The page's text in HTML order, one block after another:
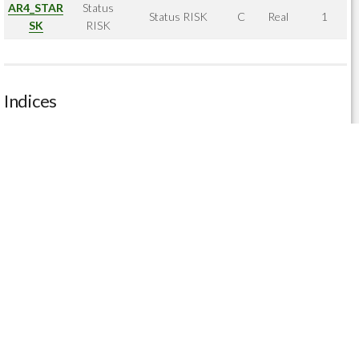
AR4_STAR
SK
Status
RISK
Status RISK C Real 1
Indices